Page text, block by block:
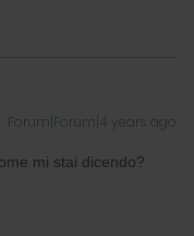
Forum|Forum|4 years ago
mi stai dicendo?